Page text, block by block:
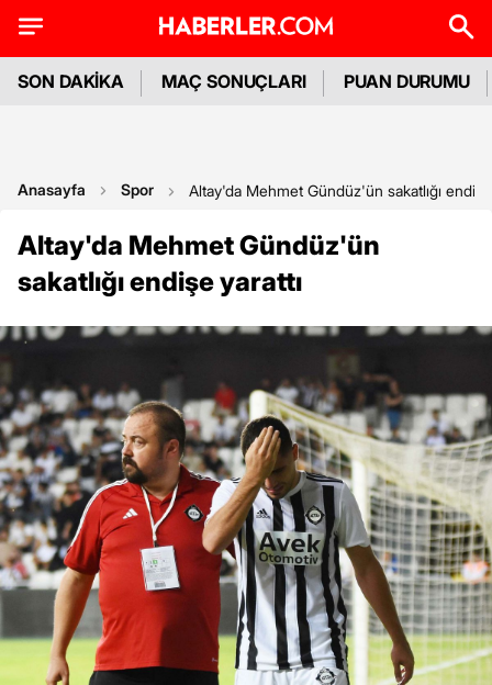
SON DAKİKA MAÇ SONUÇLARI PUAN DURUMU
Anasayfa Spor Altay'da Mehmet Gündüz'ün sakatlığı endişe
Altay'da Mehmet Gündüz'ün
sakatlığı endişe yarattı